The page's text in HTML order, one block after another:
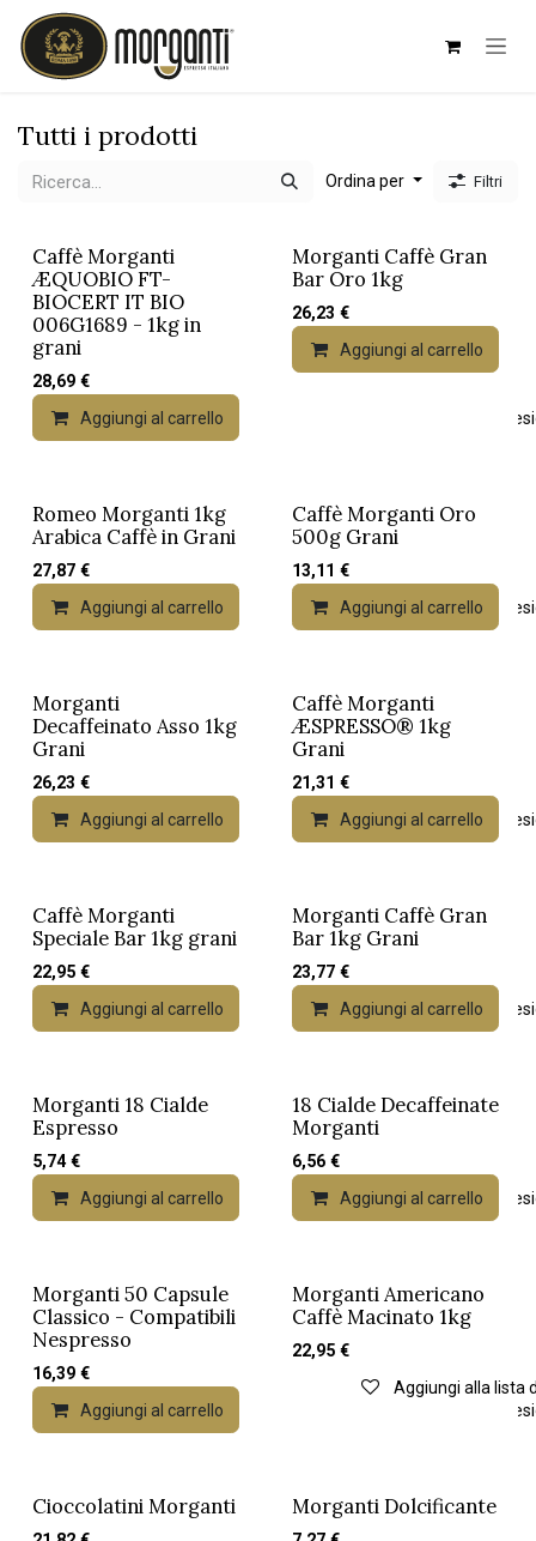
Passa al contenuto
Tutti i prodotti
Ordina per Filtri
Caffè Morganti
ÆQUOBIO FT-
BIOCERT IT BIO
006G1689 - 1kg in
grani
28,69 €
Aggiungi al carrello
Aggiungi alla lista dei
Morganti Caffè Gran
Bar Oro 1kg
26,23 €
Aggiungi al carrello
Romeo Morganti 1kg
Arabica Caffè in Grani
27,87 €
Aggiungi al carrello
Aggiungi alla lista dei
Caffè Morganti Oro
500g Grani
13,11 €
Aggiungi al carrello
Nuovo!
Morganti
Decaffeinato Asso 1kg
Grani
26,23 €
Aggiungi al carrello
Aggiungi alla lista dei
Caffè Morganti
ÆSPRESSO® 1kg
Grani
21,31 €
Aggiungi al carrello
Caffè Morganti
Speciale Bar 1kg grani
22,95 €
Aggiungi al carrello
Aggiungi alla lista dei
Morganti Caffè Gran
Bar 1kg Grani
23,77€
Aggiungi al carrello
Morganti 18 Cialde
Espresso
5,74€
Aggiungi al carrello
Aggiungi alla lista dei
18 Cialde Decaffeinate
Morganti
6,56€
Aggiungi al carrello
Morganti 50 Capsule
Classico - Compatibili
Nespresso
16,39 €
Aggiungi al carrello
Aggiungi alla lista dei
Morganti Americano
Caffè Macinato 1kg
22,95€
Aggiungi alla lista
Esaurito
Cioccolatini Morganti Morganti Dolcificante